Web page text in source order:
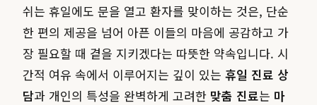
쉬는 휴일에도 문을 열고 환자를 맞이하는 것은, 단순
한 편의 제공을 넘어 아픈 이들의 마음에 공감하고 가
장 필요할 때 곁을 지키겠다는 따뜻한 약속입니다. 시
간적 여유 속에서 이루어지는 깊이 있는 휴일 진료 상
담과 개인의 특성을 완벽하게 고려한 맞춤 진료는 마